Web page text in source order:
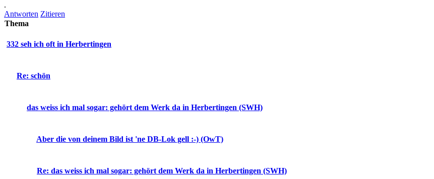
.
Antworten Zitieren
Thema
332 seh ich oft in Herbertingen
Re: schön
das weiss ich mal sogar: gehört dem Werk da in Herbertingen (SWH)
Aber die von deinem Bild ist 'ne DB-Lok gell :-) (OwT)
Re: das weiss ich mal sogar: gehört dem Werk da in Herbertingen (SWH)